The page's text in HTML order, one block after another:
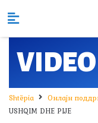
Shtëpia Онлајн
USHQIM DHE PIJE